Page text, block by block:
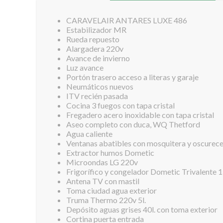
CARAVELAIR ANTARES LUXE 486
Estabilizador MR
Rueda repuesto
Alargadera 220v
Avance de invierno
Luz avance
Portón trasero acceso a literas y garaje
Neumáticos nuevos
ITV recién pasada
Cocina 3 fuegos con tapa cristal
Fregadero acero inoxidable con tapa cristal
Aseo completo con duca, WQ Thetford
Agua caliente
Ventanas abatibles con mosquitera y
Extractor humos Dometic
Microondas LG 220v
Frigorífico y congelador Dometic Trivalente
Antena TV con mastil
Toma ciudad agua exterior
Truma Thermo 220v 5l.
Depósito aguas grises 40l. con toma exterior
Cortina puerta entrada